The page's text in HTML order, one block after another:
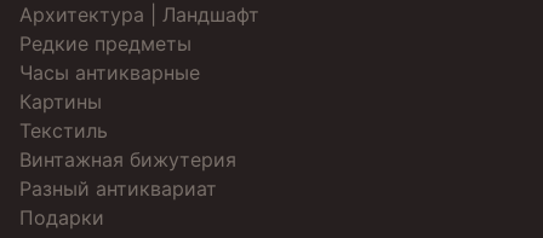
Архитектура | Ландшафт
Редкие предметы
Часы антикварные
Картины
Текстиль
Винтажная бижутерия
Разный антиквариат
Подарки